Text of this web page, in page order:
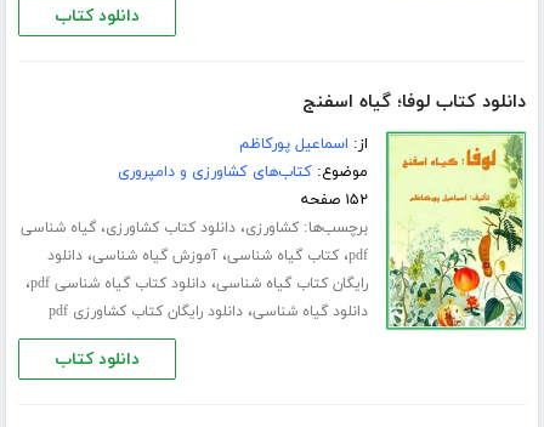
دانلود کتاب
دانلود کتاب لوفا؛ گیاه اسفنج
از: اسماعیل پورکاظم
موضوع:کتاب‌های کشاورزی و دامپروری
۱۵۲ صفحه
برچسب‌ها:کشاورزی،دانلود کتاب کشاورزی،گیاه شناسی
pdf،کتاب گیاه شناسی،آموزش گیاه شناسی،دانلود
رایگان کتاب گیاه شناسی،دانلود کتاب گیاه شناسی pdf ،
دانلود گیاه شناسی،دانلود رایگان کتاب کشاورزی pdf
دانلود کتاب